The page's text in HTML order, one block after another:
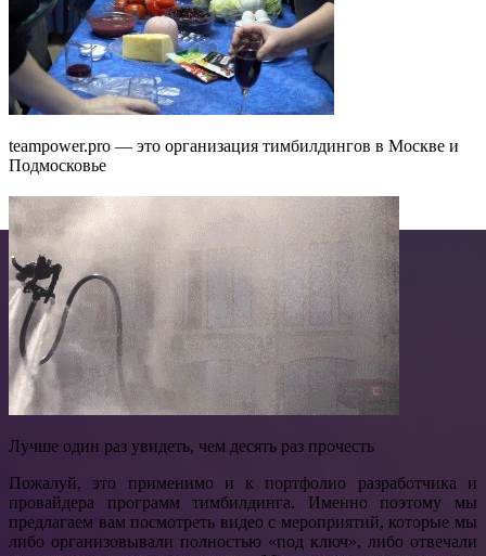
teampower.pro — это организация тимбилдингов в Москве и
Подмосковье
Лучше один раз увидеть, чем десять раз прочесть
Пожалуй, это применимо и к портфолио разработчика и
провайдера программ тимбилдинга. Именно поэтому мы
предлагаем вам посмотреть видео с мероприятий, которые мы
либо организовывали полностью «под ключ», либо отвечали